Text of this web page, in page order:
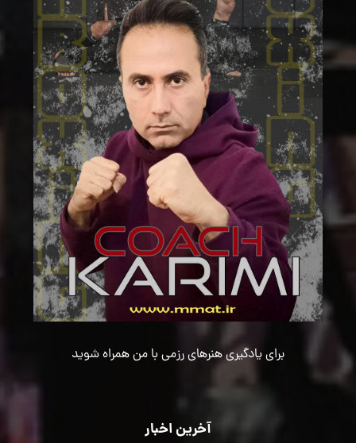
برای یادگیری هنرهای رزمی با من همراه شوید
آخرین اخبار